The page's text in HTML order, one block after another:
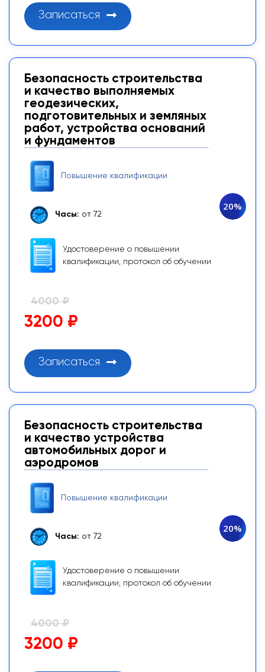
Записаться
Безопасность строительства
и качество выполняемых
геодезических,
подготовительных и земляных
работ, устройства оснований
и фундаментов
Повышение квалификации
Часы: от 72
Удостоверение о повышении
квалификации, протокол об обучении
20%
4000 ₽
3200 ₽
Записаться
Безопасность строительства
и качество устройства
автомобильных дорог и
аэродромов
Повышение квалификации
Часы: от 72
Удостоверение о повышении
квалификации, протокол об обучении
20%
4000 ₽
3200 ₽